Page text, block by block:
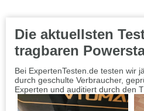
Die aktuellsten
tragbaren
Bei ExpertenTesten.de testen wir
durch geschulte Verbraucher,
Experten und auditiert durch den